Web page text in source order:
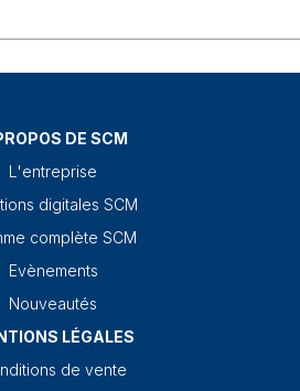
DE SCM
L'entreprise
digitales SCM
complète SCM
Evènements
Nouveautés
LÉGALES
de vente